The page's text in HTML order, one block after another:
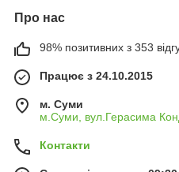
Про нас
98% позитивних з 353
Працює з 24.10.2015
м. Суми
м.Суми, вул.Герасима
Контакти